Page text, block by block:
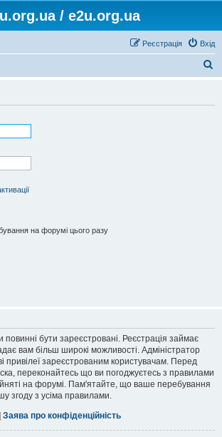
/ e2u.org.ua
Вхід
Реєстрація
на форумі цього разу
бути зареєстровані. Реєстрація займає
вам більш широкі можливості. Адміністратор
привілеї зареєстрованим користувачам. Перед
переконайтесь що ви погоджуєтесь з правилами
на форумі. Пам'ятайте, що ваше перебування
згоду з усіма правилами.
| Заява про конфіденційність